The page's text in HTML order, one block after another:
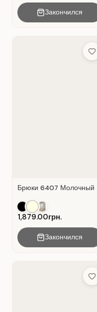
Закончился
Брюки 6407 Молочный
1,879.00грн.
Закончился